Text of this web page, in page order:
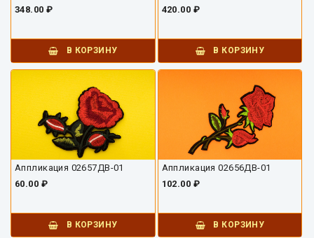
348.00 ₽
В КОРЗИНУ
420.00 ₽
В КОРЗИНУ
Аппликация 02657ДВ-01
60.00 ₽
В КОРЗИНУ
Аппликация 02656ДВ-01
102.00 ₽
В КОРЗИНУ